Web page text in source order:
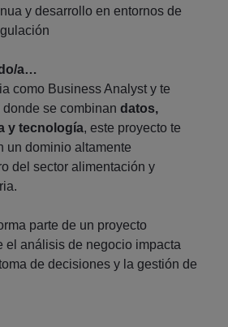
y desarrollo en entornos de
a…
como Business Analyst y te
se combinan datos,
y tecnología, este proyecto te
un dominio altamente
del sector alimentación y
parte de un proyecto
el análisis de negocio impacta
de decisiones y la gestión de